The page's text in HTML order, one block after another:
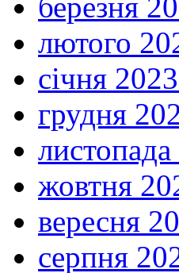
лютого
січня
грудня
жовтня
вересня
серпня